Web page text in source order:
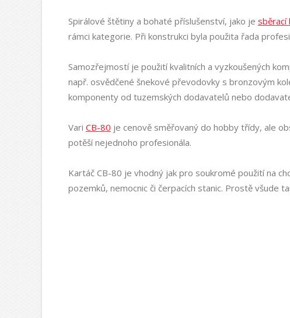
Spirálové štětiny a bohaté příslušenství, jako je sběrací
rámci kategorie. Při konstrukci byla použita řada
Samozřejmostí je použití kvalitních a vyzkoušených
např. osvědčené šnekové převodovky s bronzovým
komponenty od tuzemských dodavatelů nebo
Vari CB-80 je cenově směřovaný do hobby třídy, ale
potěší nejednoho profesionála.
Kartáč CB-80 je vhodný jak pro soukromé použití na
pozemků, nemocnic či čerpacích stanic. Prostě všude